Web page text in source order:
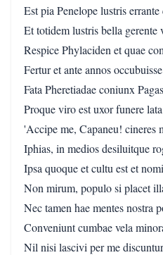
Est pia Penelope lustris errante
Et totidem lustris bella gerente
Respice Phylaciden et quae
Fertur et ante annos
Fata Pheretiadae coniunx
Proque viro est uxor funere
'Accipe me, Capaneu! cineres
Iphias, in medios desiluitque
Ipsa quoque et cultu est et
Non mirum, populo si placet
Nec tamen hae mentes nostra
Conveniunt cumbae vela
Nil nisi lascivi per me